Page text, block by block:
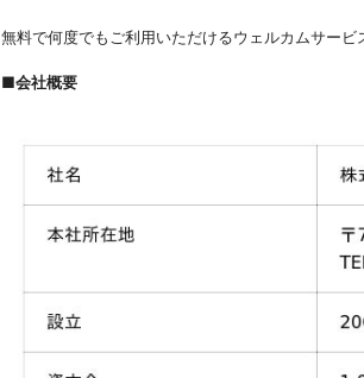
無料で何度でもご利用いただけるウェルカムサービ
■会社概要